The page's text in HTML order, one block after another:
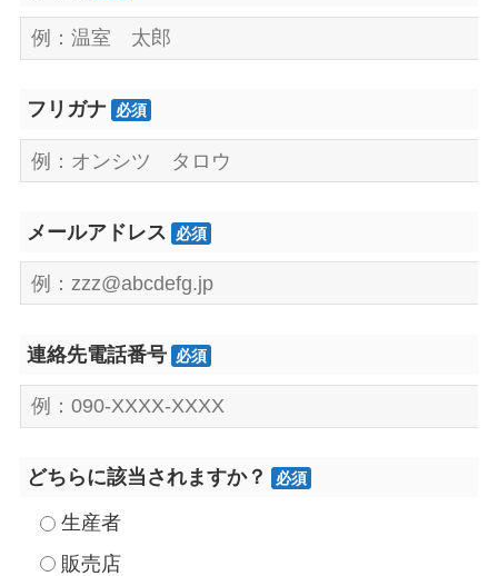
フリガナ 必須
メールアドレス 必須
連絡先電話番号 必須
どちらに該当されますか？ 必須
生産者
販売店